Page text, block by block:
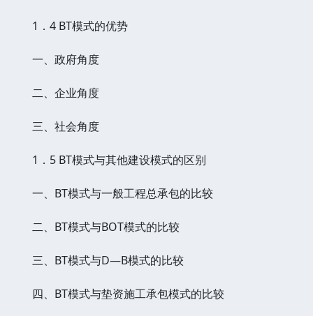
1．4 BT模式的优势
一、政府角度
二、企业角度
三、社会角度
1．5 BT模式与其他建设模式的区别
一、BT模式与一般工程总承包的比较
二、BT模式与BOT模式的比较
三、BT模式与D―B模式的比较
四、BT模式与垫资施工承包模式的比较